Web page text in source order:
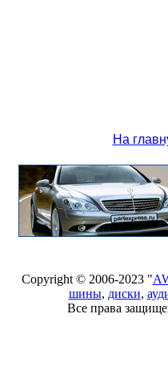
На
Copyright © 2006-2023 "
шины, диски,
Все права